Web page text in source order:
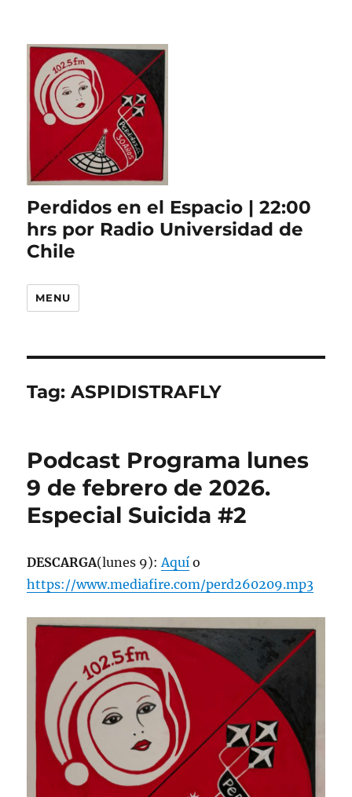
Perdidos en el Espacio | 22:00
hrs por Radio Universidad de
Chile
MENU
Tag:ASPIDISTRAFLY
Podcast Programa lunes
9 de febrero de 2026.
Especial Suicida #2
DESCARGA(lunes 9):Aquí o
https://www.mediafire.com/perd260209.mp3